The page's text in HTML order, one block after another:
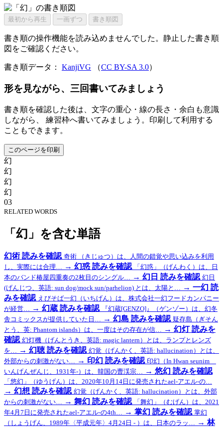
最初から再生 一画ずつ 書き順図
書き順の操作機能を読み込めませんでした。静止した書き順
図をご確認ください。
書き順データ： KanjiVG （CC BY-SA 3.0）
形を見ながら、三回書いてみましょう
書き順を確認した後は、文字の重心・線の長さ・余白も意識
しながら、 練習枠へ書いてみましょう。印刷して利用する
こともできます。
このページを印刷
幻
幻
幻
幻
03
RELATED WORDS
「幻」を含む単語
幻術 読みを確認 奇術 （きじゅつ）は、人間の錯覚や思い込みを利用
し、実際には合理… → 幻惑 読みを確認
「幻惑」（げんわく）は、日
本のバンド椿屋四重奏の2枚目のシングル… → 幻日 読みを確認 幻日
(げんじつ、英語: sun dog/mock sun/parhelion) とは、太陽と… → 一幻 読
みを確認 えびそば一幻（いちげん）は、株式会社一幻フードカンパニー
が経営… → 幻蔵 読みを確認
『幻蔵[GENZO]』（ゲンゾー）は、幻冬
舎コミックスが提供していた日… → 幻島 読みを確認 疑存島（ぎそん
とう、英: Phantom islands）は、一度はその存在が信… → 幻灯 読みを
確認 幻灯機（げんとうき、英語: magic lantern）とは、ランプとレンズ
を… → 幻聴 読みを確認 幻覚（げんかく、英語: hallucination）とは、
外部からの刺激がない… → 印幻 読みを確認 印幻（In Hwan seunim
いんげんぜんじ、1931年-）は、韓国の曹渓宗… → 悠幻 読みを確認
「悠幻」（ゆうげん）は、2020年10月14日に発売されたael-アエル-の…
→ 幻想 読みを確認 幻覚（げんかく、英語: hallucination）とは、外部
からの刺激がない… → 舞幻 読みを確認
「舞幻」（むげん）は、2021
年4月7日に発売されたael-アエル-の4th… → 掌幻 読みを確認 掌幻
（しょうげん、1989年〈平成元年〉4月24日 - ）は、日本のラッ… → 林